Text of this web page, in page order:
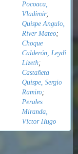
Pocoaca,
Vladimir;
Quispe Angulo,
River Mateo;
Choque
Calderón, Leydi
Lizeth;
Castañeta
Quispe, Sergio
Ramiro;
Perales
Miranda,
Víctor Hugo